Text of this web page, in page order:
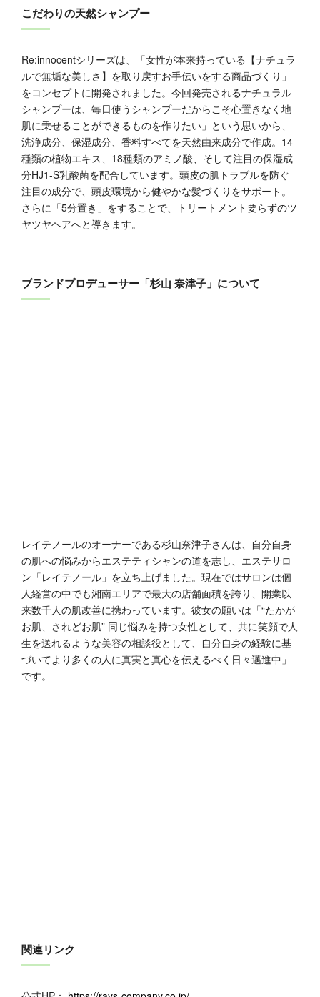
こだわりの天然シャンプー
Re:innocentシリーズは、「女性が本来持っている【ナチュラ
ルで無垢な美しさ】を取り戻すお手伝いをする商品づくり」
をコンセプトに開発されました。今回発売されるナチュラル
シャンプーは、毎日使うシャンプーだからこそ心置きなく地
肌に乗せることができるものを作りたい」という思いから、
洗浄成分、保湿成分、香料すべてを天然由来成分で作成。14
種類の植物エキス、18種類のアミノ酸、そして注目の保湿成
分HJ1-S乳酸菌を配合しています。頭皮の肌トラブルを防ぐ
注目の成分で、頭皮環境から健やかな髪づくりをサポート。
さらに「5分置き」をすることで、トリートメント要らずのツ
ヤツヤヘアへと導きます。
ブランドプロデューサー「杉山 奈津子」について
レイテノールのオーナーである杉山奈津子さんは、自分自身
の肌への悩みからエステティシャンの道を志し、エステサロ
ン「レイテノール」を立ち上げました。現在ではサロンは個
人経営の中でも湘南エリアで最大の店舗面積を誇り、開業以
来数千人の肌改善に携わっています。彼女の願いは「“たかが
お肌、されどお肌” 同じ悩みを持つ女性として、共に笑顔で人
生を送れるような美容の相談役として、自分自身の経験に基
づいてより多くの人に真実と真心を伝えるべく日々邁進中」
です。
関連リンク